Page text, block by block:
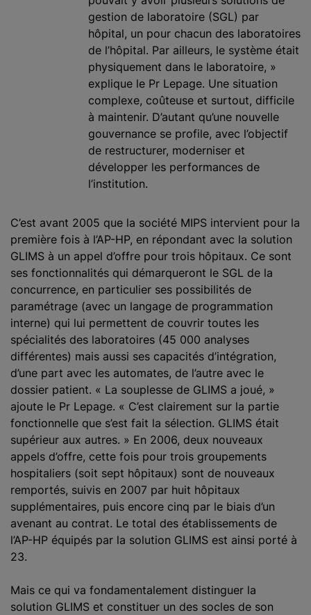
gestion de laboratoire (SGL) par
hôpital, un pour chacun des laboratoires
de l’hôpital. Par ailleurs, le système était
physiquement dans le laboratoire, »
explique le Pr Lepage. Une situation
complexe, coûteuse et surtout, difficile
à maintenir. D’autant qu’une nouvelle
gouvernance se profile, avec l’objectif
de restructurer, moderniser et
développer les performances de
l’institution.
C’est avant 2005 que la société MIPS intervient pour la
première fois à l’AP-HP, en répondant avec la solution
GLIMS à un appel d’offre pour trois hôpitaux. Ce sont
ses fonctionnalités qui démarqueront le SGL de la
concurrence, en particulier ses possibilités de
paramétrage (avec un langage de programmation
interne) qui lui permettent de couvrir toutes les
spécialités des laboratoires (45 000 analyses
différentes) mais aussi ses capacités d’intégration,
d’une part avec les automates, de l’autre avec le
dossier patient. « La souplesse de GLIMS a joué, »
ajoute le Pr Lepage. « C’est clairement sur la partie
fonctionnelle que s’est fait la sélection. GLIMS était
supérieur aux autres. » En 2006, deux nouveaux
appels d’offre, cette fois pour trois groupements
hospitaliers (soit sept hôpitaux) sont de nouveaux
remportés, suivis en 2007 par huit hôpitaux
supplémentaires, puis encore cinq par le biais d’un
avenant au contrat. Le total des établissements de
l’AP-HP équipés par la solution GLIMS est ainsi porté à
23.
Mais ce qui va fondamentalement distinguer la
solution GLIMS et constituer un des socles de son